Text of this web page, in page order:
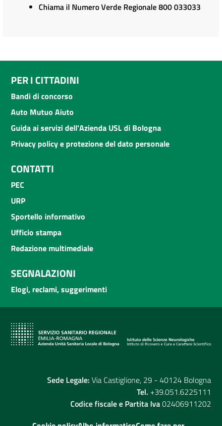
Chiama il Numero Verde Regionale 800 033033
PER I CITTADINI
Bandi di concorso
Auto Mutuo Aiuto
Guida ai servizi dell'Azienda USL di Bologna
Privacy policy e protezione del dato personale
CONTATTI
PEC
URP
Sportello informativo
Ufficio stampa
Redazione multimediale
SEGNALAZIONI
Elogi, reclami, suggerimenti
Sede Legale: Via Castiglione, 29 - 40124 Bologna
Tel. +39.051.6225111
Codice fiscale e Partita Iva02406911202